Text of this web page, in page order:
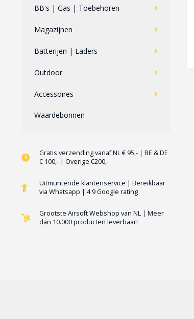
BB's | Gas | Toebehoren
Magazijnen
Batterijen | Laders
Outdoor
Accessoires
Waardebonnen
Gratis verzending vanaf NL € 95,- | BE & DE
€ 100,- | Overige €200,-
Uitmuntende klantenservice | Bereikbaar
via Whatsapp | 4.9 Google rating
Grootste Airsoft Webshop van NL | Meer
dan 10.000 producten leverbaar!